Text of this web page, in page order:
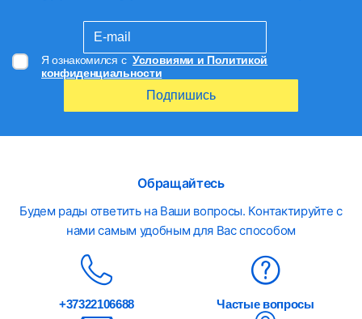
Я ознакомился с Условиями и Политикой
конфиденциальности
Подпишись
Обращайтесь
Будем рады ответить на Ваши вопросы. Контактируйте с
нами самым удобным для Вас способом
+37322106688 Частые вопросы